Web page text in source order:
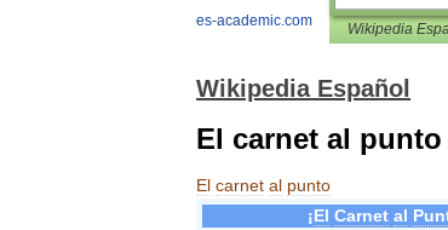
es-academic.com Wikipedia
Wikipedia Español
El carnet al punto
El carnet al punto
¡El Carnet al